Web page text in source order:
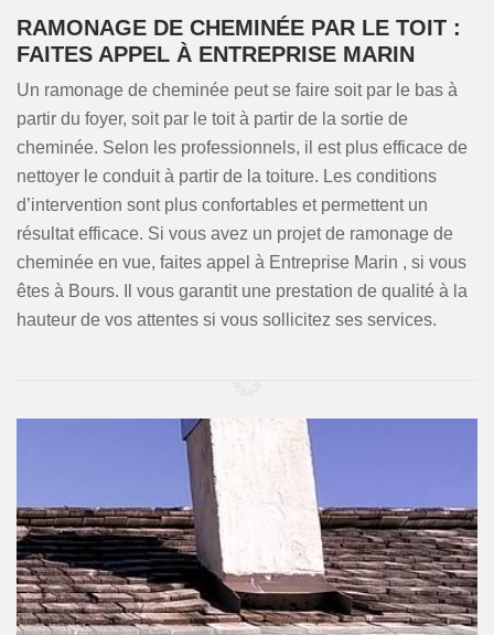
RAMONAGE DE CHEMINÉE PAR LE TOIT :
FAITES APPEL À ENTREPRISE MARIN
Un ramonage de cheminée peut se faire soit par le bas à
partir du foyer, soit par le toit à partir de la sortie de
cheminée. Selon les professionnels, il est plus efficace de
nettoyer le conduit à partir de la toiture. Les conditions
d’intervention sont plus confortables et permettent un
résultat efficace. Si vous avez un projet de ramonage de
cheminée en vue, faites appel à Entreprise Marin , si vous
êtes à Bours. Il vous garantit une prestation de qualité à la
hauteur de vos attentes si vous sollicitez ses services.